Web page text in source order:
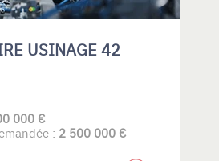
USINAGE 42
000 €
: 2 500 000 €